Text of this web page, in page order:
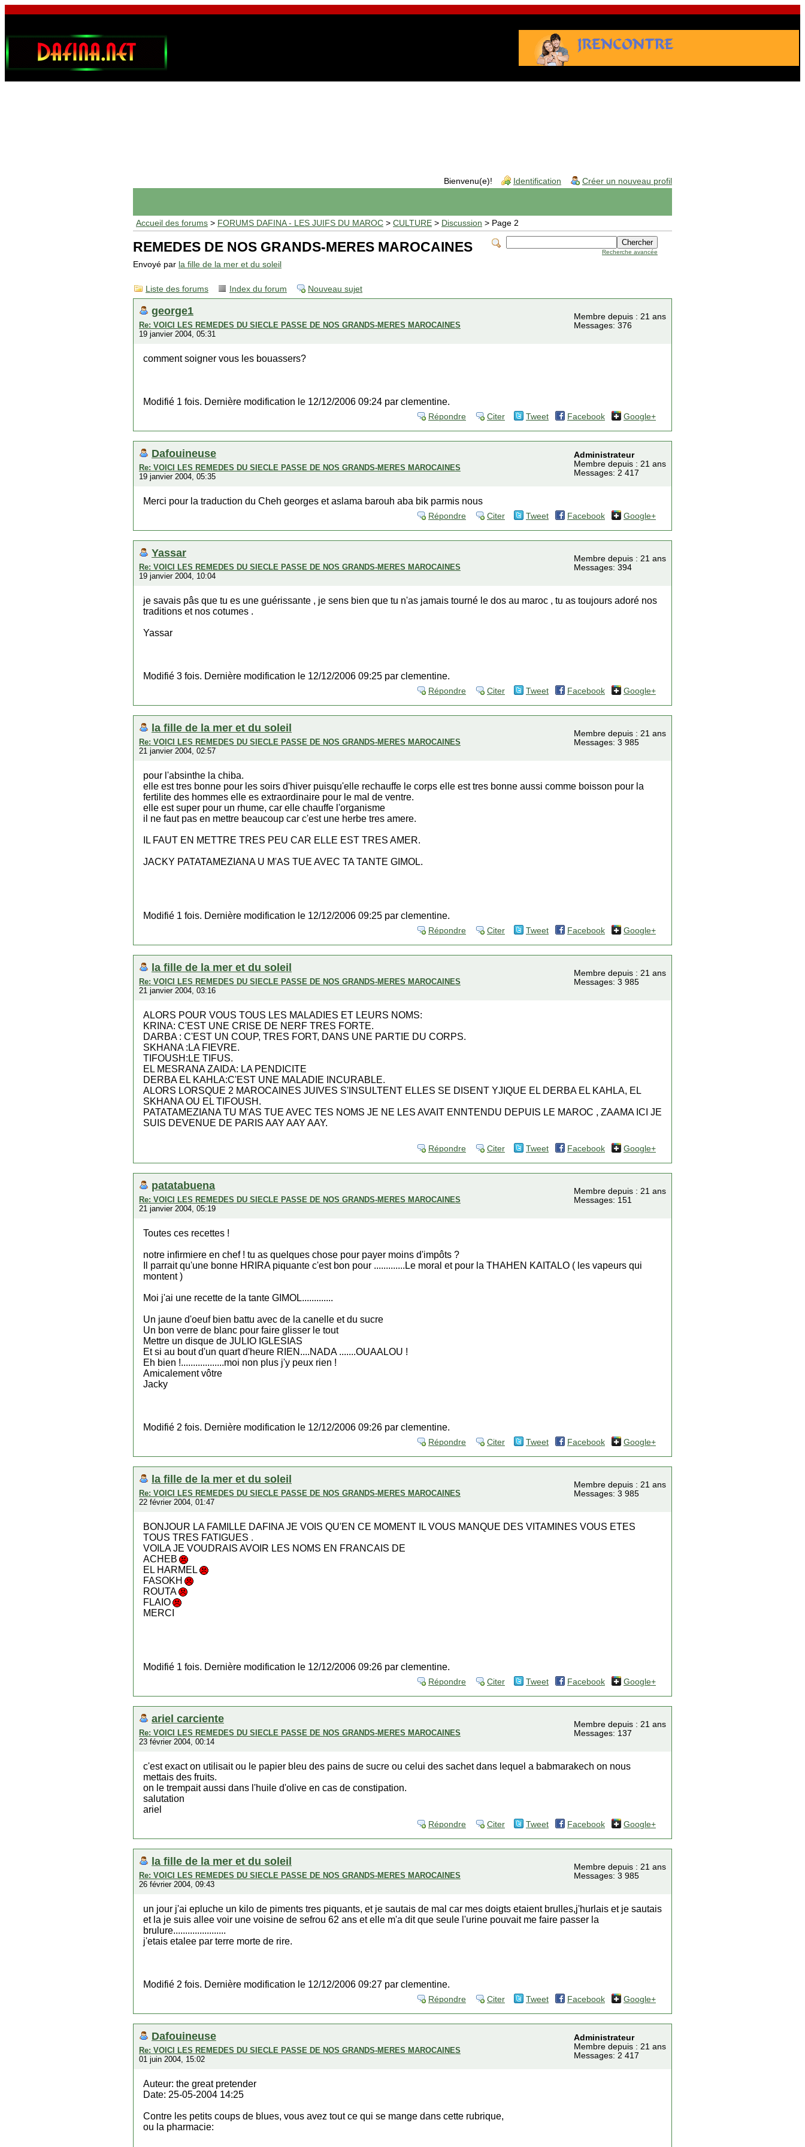
Bienvenu(e)! Identification Créer un nouveau profil
Accueil des forums > FORUMS DAFINA - LES JUIFS DU MAROC > CULTURE > Discussion > Page 2
Recherche avancée
REMEDES DE NOS GRANDS-MERES MAROCAINES
Envoyé par la fille de la mer et du soleil
Liste des forums Index du forum Nouveau sujet
george1
Re: VOICI LES REMEDES DU SIECLE PASSE DE NOS GRANDS-MERES MAROCAINES
19 janvier 2004, 05:31
Membre depuis : 21 ans
Messages: 376
comment soigner vous les bouassers?
Modifié 1 fois. Dernière modification le 12/12/2006 09:24 par clementine.
Répondre Citer Tweet Facebook Google+
Dafouineuse
Re: VOICI LES REMEDES DU SIECLE PASSE DE NOS GRANDS-MERES MAROCAINES
19 janvier 2004, 05:35
Administrateur
Membre depuis : 21 ans
Messages: 2 417
Merci pour la traduction du Cheh georges et aslama barouh aba bik parmis nous
Répondre Citer Tweet Facebook Google+
Yassar
Re: VOICI LES REMEDES DU SIECLE PASSE DE NOS GRANDS-MERES MAROCAINES
19 janvier 2004, 10:04
Membre depuis : 21 ans
Messages: 394
je savais pâs que tu es une guérissante , je sens bien que tu n'as jamais tourné le dos au maroc , tu as toujours adoré nos
traditions et nos cotumes .
Yassar
Modifié 3 fois. Dernière modification le 12/12/2006 09:25 par clementine.
Répondre Citer Tweet Facebook Google+
la fille de la mer et du soleil
Re: VOICI LES REMEDES DU SIECLE PASSE DE NOS GRANDS-MERES MAROCAINES
21 janvier 2004, 02:57
Membre depuis : 21 ans
Messages: 3 985
pour l'absinthe la chiba.
elle est tres bonne pour les soirs d'hiver puisqu'elle rechauffe le corps elle est tres bonne aussi comme boisson pour la
fertilite des hommes elle es extraordinaire pour le mal de ventre.
elle est super pour un rhume, car elle chauffe l'organisme
il ne faut pas en mettre beaucoup car c'est une herbe tres amere.
IL FAUT EN METTRE TRES PEU CAR ELLE EST TRES AMER.
JACKY PATATAMEZIANA U M'AS TUE AVEC TA TANTE GIMOL.
Modifié 1 fois. Dernière modification le 12/12/2006 09:25 par clementine.
Répondre Citer Tweet Facebook Google+
la fille de la mer et du soleil
Re: VOICI LES REMEDES DU SIECLE PASSE DE NOS GRANDS-MERES MAROCAINES
21 janvier 2004, 03:16
Membre depuis : 21 ans
Messages: 3 985
ALORS POUR VOUS TOUS LES MALADIES ET LEURS NOMS:
KRINA: C'EST UNE CRISE DE NERF TRES FORTE.
DARBA : C'EST UN COUP, TRES FORT, DANS UNE PARTIE DU CORPS.
SKHANA :LA FIEVRE.
TIFOUSH:LE TIFUS.
EL MESRANA ZAIDA: LA PENDICITE
DERBA EL KAHLA:C'EST UNE MALADIE INCURABLE.
ALORS LORSQUE 2 MAROCAINES JUIVES S'INSULTENT ELLES SE DISENT YJIQUE EL DERBA EL KAHLA, EL
SKHANA OU EL TIFOUSH.
PATATAMEZIANA TU M'AS TUE AVEC TES NOMS JE NE LES AVAIT ENNTENDU DEPUIS LE MAROC , ZAAMA ICI JE
SUIS DEVENUE DE PARIS AAY AAY AAY.
Répondre Citer Tweet Facebook Google+
patatabuena
Re: VOICI LES REMEDES DU SIECLE PASSE DE NOS GRANDS-MERES MAROCAINES
21 janvier 2004, 05:19
Membre depuis : 21 ans
Messages: 151
Toutes ces recettes !
notre infirmiere en chef ! tu as quelques chose pour payer moins d'impôts ?
Il parrait qu'une bonne HRIRA piquante c'est bon pour .............Le moral et pour la THAHEN KAITALO ( les vapeurs qui
montent )
Moi j'ai une recette de la tante GIMOL.............
Un jaune d'oeuf bien battu avec de la canelle et du sucre
Un bon verre de blanc pour faire glisser le tout
Mettre un disque de JULIO IGLESIAS
Et si au bout d'un quart d'heure RIEN....NADA .......OUAALOU !
Eh bien !..................moi non plus j'y peux rien !
Amicalement vôtre
Jacky
Modifié 2 fois. Dernière modification le 12/12/2006 09:26 par clementine.
Répondre Citer Tweet Facebook Google+
la fille de la mer et du soleil
Re: VOICI LES REMEDES DU SIECLE PASSE DE NOS GRANDS-MERES MAROCAINES
22 février 2004, 01:47
Membre depuis : 21 ans
Messages: 3 985
BONJOUR LA FAMILLE DAFINA JE VOIS QU'EN CE MOMENT IL VOUS MANQUE DES VITAMINES VOUS ETES
TOUS TRES FATIGUES .
VOILA JE VOUDRAIS AVOIR LES NOMS EN FRANCAIS DE
ACHEB
EL HARMEL
FASOKH
ROUTA
FLAIO
MERCI
Modifié 1 fois. Dernière modification le 12/12/2006 09:26 par clementine.
Répondre Citer Tweet Facebook Google+
ariel carciente
Re: VOICI LES REMEDES DU SIECLE PASSE DE NOS GRANDS-MERES MAROCAINES
23 février 2004, 00:14
Membre depuis : 21 ans
Messages: 137
c'est exact on utilisait ou le papier bleu des pains de sucre ou celui des sachet dans lequel a babmarakech on nous
mettais des fruits.
on le trempait aussi dans l'huile d'olive en cas de constipation.
salutation
ariel
Répondre Citer Tweet Facebook Google+
la fille de la mer et du soleil
Re: VOICI LES REMEDES DU SIECLE PASSE DE NOS GRANDS-MERES MAROCAINES
26 février 2004, 09:43
Membre depuis : 21 ans
Messages: 3 985
un jour j'ai epluche un kilo de piments tres piquants, et je sautais de mal car mes doigts etaient brulles,j'hurlais et je sautais
et la je suis allee voir une voisine de sefrou 62 ans et elle m'a dit que seule l'urine pouvait me faire passer la
brulure......................
j'etais etalee par terre morte de rire.
Modifié 2 fois. Dernière modification le 12/12/2006 09:27 par clementine.
Répondre Citer Tweet Facebook Google+
Dafouineuse
Re: VOICI LES REMEDES DU SIECLE PASSE DE NOS GRANDS-MERES MAROCAINES
01 juin 2004, 15:02
Administrateur
Membre depuis : 21 ans
Messages: 2 417
Auteur: the great pretender
Date: 25-05-2004 14:25
Contre les petits coups de blues, vous avez tout ce qui se mange dans cette rubrique,
ou la pharmacie: